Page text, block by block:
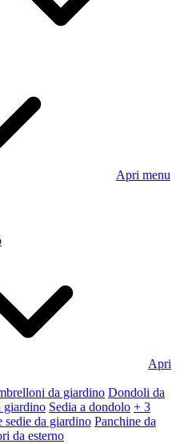
Apri menu
Apri
da giardino Dondoli da
giardino Sedia a dondolo + 3
sedie da giardino Panchine da
da esterno